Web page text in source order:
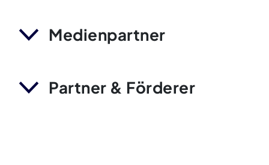
Medienpartner
Partner & Förderer